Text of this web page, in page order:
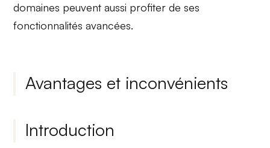
domaines peuvent aussi profiter de ses
fonctionnalités avancées.
Avantages et inconvénients
Introduction